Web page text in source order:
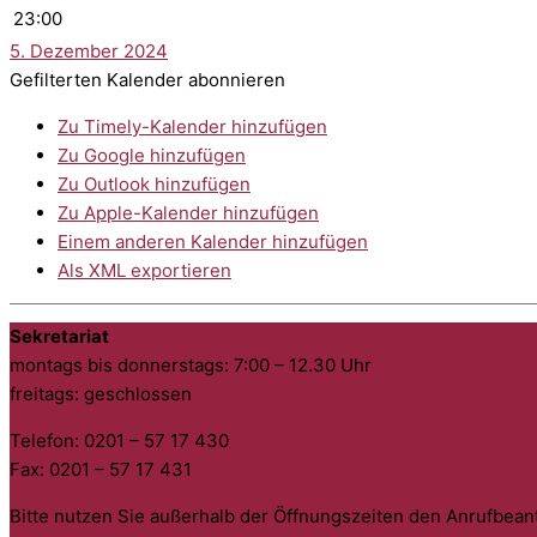
23:00
5. Dezember 2024
Gefilterten Kalender abonnieren
Zu Timely-Kalender hinzufügen
Zu Google hinzufügen
Zu Outlook hinzufügen
Zu Apple-Kalender hinzufügen
Einem anderen Kalender hinzufügen
Als XML exportieren
Sekretariat
montags bis donnerstags: 7:00 – 12.30 Uhr
freitags: geschlossen
Telefon: 0201 – 57 17 430
Fax: 0201 – 57 17 431
Bitte nutzen Sie außerhalb der Öffnungszeiten den